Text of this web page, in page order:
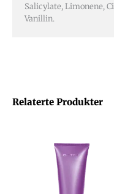
Relaterte Produkter
Salicylate, Limonene,
Vanillin.